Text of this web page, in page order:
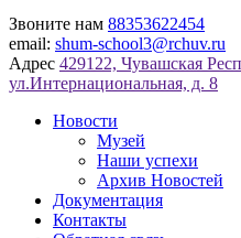
Звоните нам 88353622454
email: shum-school3@rchuv.ru
Адрес 429122, Чувашская
ул.Интернациональная, д. 8
Новости
Музей
Наши успехи
Архив Новостей
Документация
Контакты